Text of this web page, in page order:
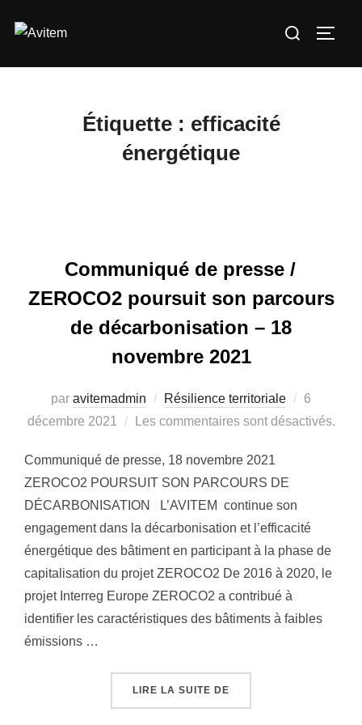
Rechercher :
Étiquette : efficacité
énergétique
Communiqué de presse /
ZEROCO2 poursuit son parcours
de décarbonisation – 18
novembre 2021
par avitemadmin Résilience territoriale
Publié
le
6
décembre 2021
Les commentaires sont désactivés.
Communiqué de presse, 18 novembre 2021
ZEROCO2 POURSUIT SON PARCOURS DE
DÉCARBONISATION L’AVITEM continue son
engagement dans la décarbonisation et l’efficacité
énergétique des bâtiment en participant à la phase de
capitalisation du projet ZEROCO2 De 2016 à 2020, le
projet Interreg Europe ZEROCO2 a contribué à
identifier les caractéristiques des bâtiments à faibles
émissions …
LIRE LA SUITE DE